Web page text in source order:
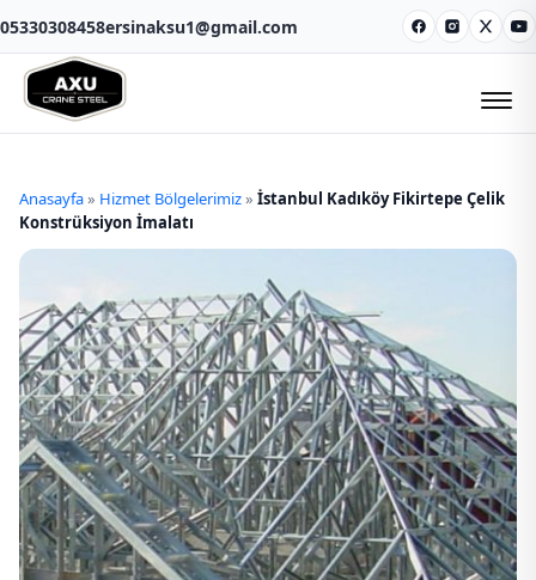
05330308458ersinaksu1@gmail.com Facebook
Instagram
X
Anasayfa» Hizmet Bölgelerimiz» İstanbul Kadıköy Fikirtepe Çelik
Konstrüksiyon İmalatı